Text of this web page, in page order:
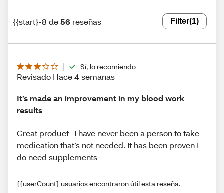
{{start}-8 de56 reseñas Filter(1)
Sí, lo recomiendo
Revisado Hace 4 semanas
It’s made an improvement in my blood work
results
Great product- I have never been a person to take
medication that’s not needed. It has been proven I
do need supplements
{{userCount} usuarios encontraron útil esta reseña.